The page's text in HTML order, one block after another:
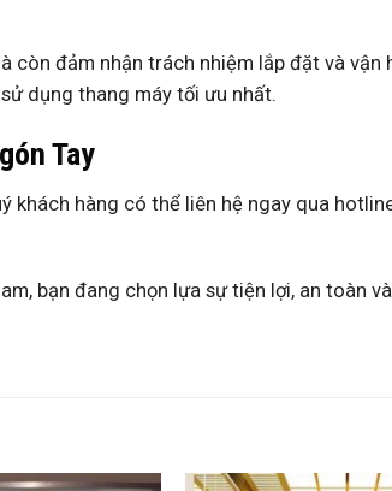
còn đảm nhận trách nhiệm lắp đặt và
dụng thang máy tối ưu nhất.
Tay
khách hàng có thể liên hệ ngay qua
bạn đang chọn lựa sự tiện lợi, an toàn